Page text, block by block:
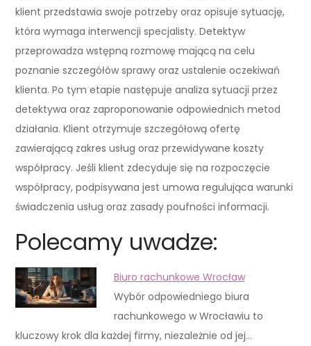
klient przedstawia swoje potrzeby oraz opisuje sytuację,
która wymaga interwencji specjalisty. Detektyw
przeprowadza wstępną rozmowę mającą na celu
poznanie szczegółów sprawy oraz ustalenie oczekiwań
klienta. Po tym etapie następuje analiza sytuacji przez
detektywa oraz zaproponowanie odpowiednich metod
działania. Klient otrzymuje szczegółową ofertę
zawierającą zakres usług oraz przewidywane koszty
współpracy. Jeśli klient zdecyduje się na rozpoczęcie
współpracy, podpisywana jest umowa regulująca warunki
świadczenia usług oraz zasady poufności informacji.
Polecamy uwadze:
Biuro rachunkowe Wrocław
Wybór odpowiedniego biura
rachunkowego w Wrocławiu to
kluczowy krok dla każdej firmy, niezależnie od jej…